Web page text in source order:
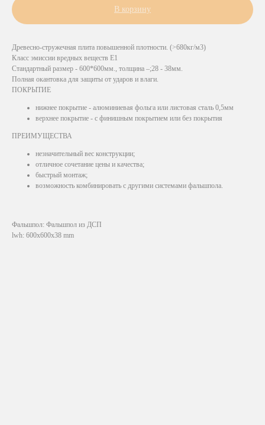
В корзину
Древесно-стружечная плита повышенной плотности. (>680кг/м3)
Класс эмиссии вредных веществ Е1
Стандартный размер - 600*600мм., толщина –;28 - 38мм.
Полная окантовка для защиты от ударов и влаги.
ПОКРЫТИЕ
нижнее покрытие - алюминиевая фольга или листовая сталь 0,5мм
верхнее покрытие - с финишным покрытием или без покрытия
ПРЕИМУЩЕСТВА
незначительный вес конструкции;
отличное сочетание цены и качества;
быстрый монтаж;
возможность комбинировать с другими системами фальшпола.
Фальшпол: Фальшпол из ДСП
lwh: 600x600x38 mm